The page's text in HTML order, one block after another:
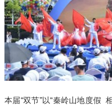
本届“双节”以“秦岭山地度假